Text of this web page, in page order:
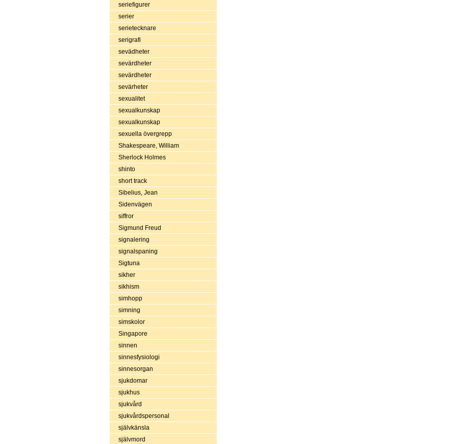
seriefigurer
serier
serietecknare
serigrafi
sevädheter
sevärdheter
sevärdheter
sevärheter
sexualitet
sexualkunskap
sexualkunskap
sexuella övergrepp
Shakespeare, William
Sherlock Holmes
shinto
short track
Sibelius, Jean
Sidenvägen
siffror
Sigmund Freud
signalering
signalspaning
Sigtuna
sikher
sikhism
simhopp
simning
simskolor
Singapore
sinnen
sinnesfysiologi
sinnesorgan
sjukdomar
sjukhus
sjukvård
sjukvårdspersonal
självkänsla
självmord